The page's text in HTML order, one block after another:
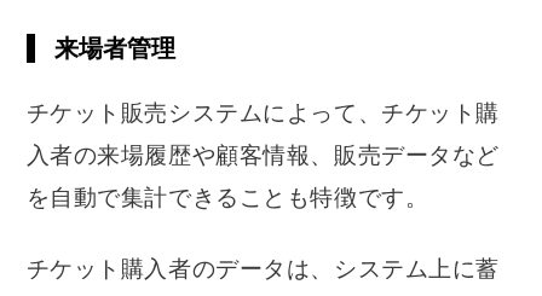
来場者管理
チケット販売システムによって、チケット購
入者の来場履歴や顧客情報、販売データなど
を自動で集計できることも特徴です。
チケット購入者のデータは、システム上に蓄